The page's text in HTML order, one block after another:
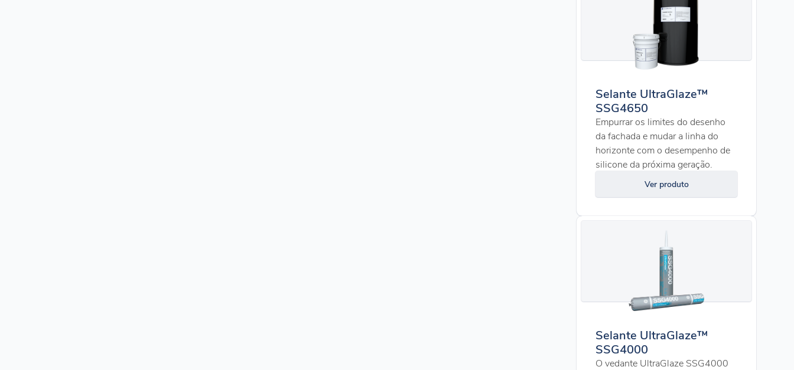
Selante UltraGlaze™
SSG4650
Empurrar os limites do desenho
da fachada e mudar a linha do
horizonte com o desempenho de
silicone da próxima geração.
Ver produto
Selante UltraGlaze™
SSG4000
O vedante UltraGlaze SSG4000